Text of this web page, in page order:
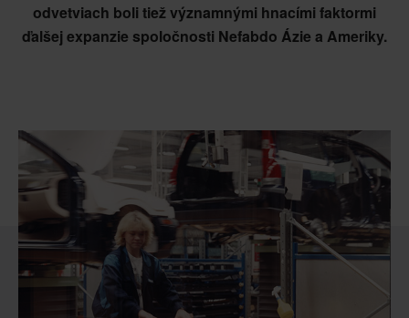
odvetviach boli tiež významnými hnacími faktormi
ďalšej expanzie spoločnosti Nefabdo Ázie a Ameriky.